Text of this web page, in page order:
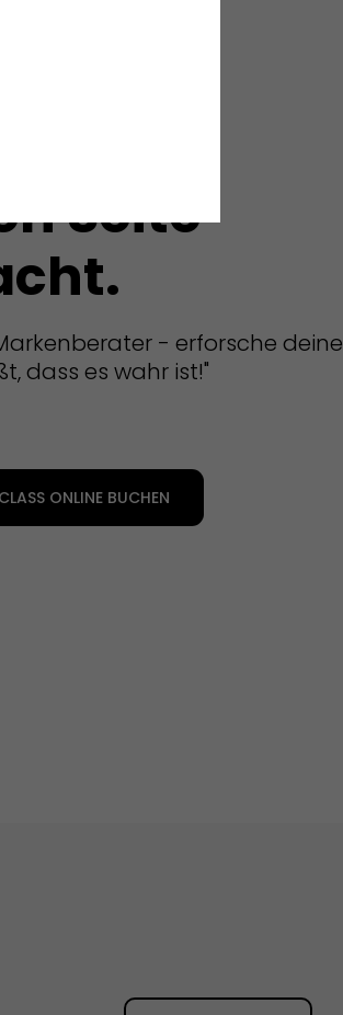
Seite
- erforsche deine
dass es wahr ist!"
ONLINE BUCHEN